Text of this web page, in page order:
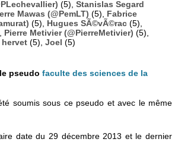
(5), Stanislas Segard
Mawas (@PemLT) (5), Fabrice
(5), Hugues SÃ©vÃ©rac (5),
Pierre Metivier (@PierreMetivier) (5),
hervet (5), Joel (5)
pseudo faculte des sciences de la
soumis sous ce pseudo et avec le même
date du 29 décembre 2013 et le dernier